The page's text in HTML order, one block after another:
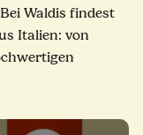
Waldis findest
Italien: von